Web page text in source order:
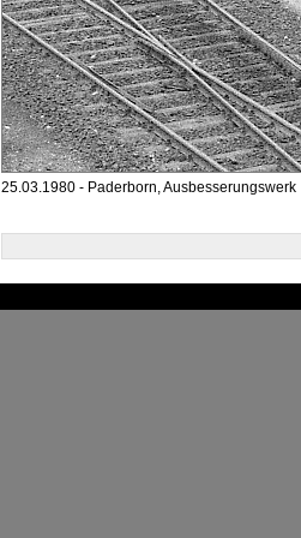
25.03.1980 - Paderborn, Ausbesserungswerk